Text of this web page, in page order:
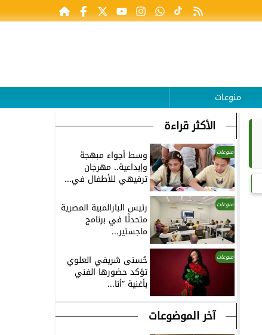
منوعات
الأكثر قراءة
منوعات وسط أجواء مبهجة
وإبداعية.. مهرجان
ترفيهي للأطفال في...
منوعات رئيس البارالمبية المصرية
متحدثًا في برنامج
ماجستير...
منوعات حُسنى شريفي العلوي
تؤكد حضورها الفني
بأغنية ”أنا...
آخر الموضوعات